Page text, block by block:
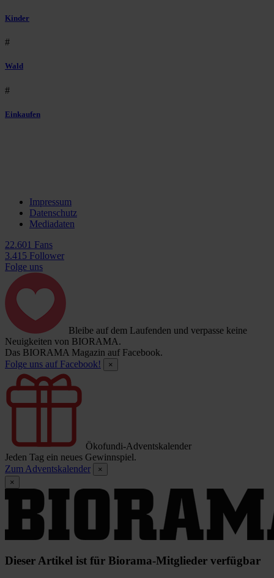
Kinder
#
Wald
#
Einkaufen
Impressum
Datenschutz
Mediadaten
22.601 Fans
3.415 Follower
Folge uns
Bleibe auf dem Laufenden und verpasse keine
Neuigkeiten von BIORAMA.
Das BIORAMA Magazin auf Facebook.
Folge uns auf Facebook!
×
Ökofundi-Adventskalender
Jeden Tag ein neues Gewinnspiel.
Zum Adventskalender
×
×
Dieser Artikel ist für Biorama-Mitglieder verfügbar